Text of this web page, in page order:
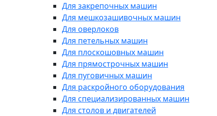
Для закрепочных машин
Для мешкозашивочных машин
Для оверлоков
Для петельных машин
Для плоскошовных машин
Для прямострочных машин
Для пуговичных машин
Для раскройного оборудования
Для специализированных машин
Для столов и двигателей